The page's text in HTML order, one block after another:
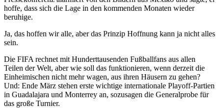
hoffe, dass sich die Lage in den kommenden Monaten wieder
beruhige.
Ja, das hoffen wir alle, aber das Prinzip Hoffnung kann ja nicht alles
sein.
Die FIFA rechnet mit Hunderttausenden Fußballfans aus allen
Teilen der Welt, aber wie soll das funktionieren, wenn derzeit die
Einheimischen nicht mehr wagen, aus ihren Häusern zu gehen?
Und: Ende März stehen erste wichtige internationale Playoff-Partien
in Guadalajara und Monterrey an, sozusagen die Generalprobe für
das große Turnier.